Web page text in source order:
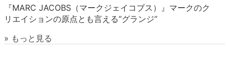
『MARC JACOBS（マークジェイコブス）』マークのク
リエイションの原点とも言える“グランジ”
» もっと見る